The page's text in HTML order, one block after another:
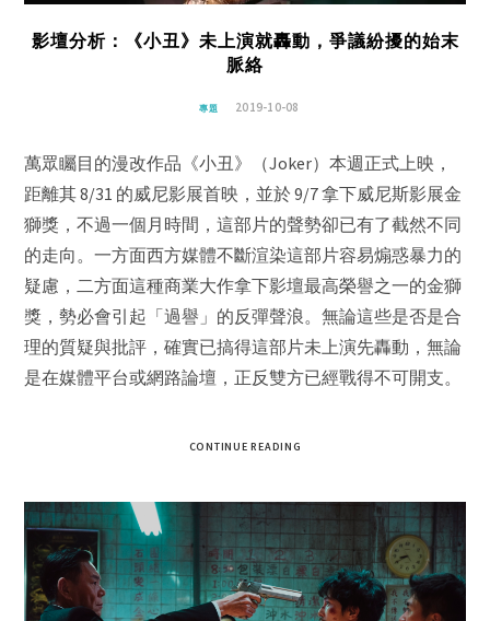
影壇分析：《小丑》未上演就轟動，爭議紛擾的始末
脈絡
專題 2019-10-08
萬眾矚目的漫改作品《小丑》（Joker）本週正式上映，
距離其 8/31 的威尼影展首映，並於 9/7 拿下威尼斯影展金
獅獎，不過一個月時間，這部片的聲勢卻已有了截然不同
的走向。一方面西方媒體不斷渲染這部片容易煽惑暴力的
疑慮，二方面這種商業大作拿下影壇最高榮譽之一的金獅
獎，勢必會引起「過譽」的反彈聲浪。無論這些是否是合
理的質疑與批評，確實已搞得這部片未上演先轟動，無論
是在媒體平台或網路論壇，正反雙方已經戰得不可開支。
CONTINUE READING